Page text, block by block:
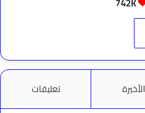
الأخيرة تعليقات